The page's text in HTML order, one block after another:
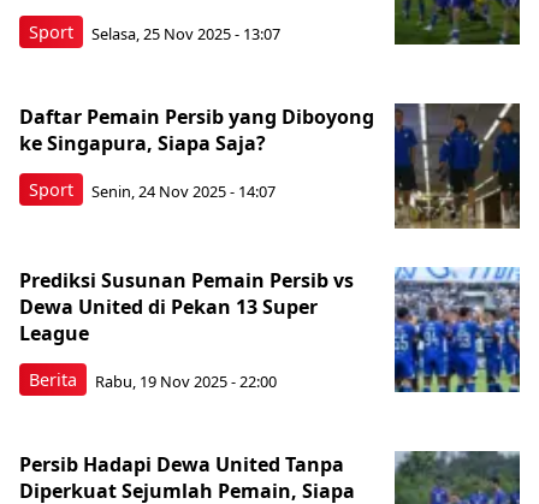
Sport Selasa, 25 Nov 2025 - 13:07
Sport
Daftar Pemain Persib yang Diboyong
ke Singapura, Siapa Saja?
Senin, 24 Nov 2025 - 14:07
Berita
Prediksi Susunan Pemain Persib vs
Dewa United di Pekan 13 Super
League
Rabu, 19 Nov 2025 - 22:00
Persib Hadapi Dewa United Tanpa
Diperkuat Sejumlah Pemain, Siapa